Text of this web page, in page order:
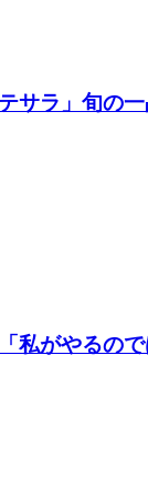
サラ」旬の
私がやるので